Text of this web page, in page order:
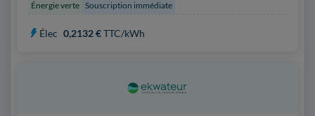
Énergie verte Souscription immédiate
Élec 0,2132 €TTC/kWh